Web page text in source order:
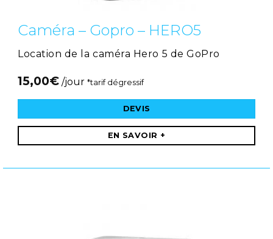
Caméra – Gopro – HERO5
Location de la caméra Hero 5 de GoPro
15,00€ /jour *tarif dégressif
DEVIS
EN SAVOIR +